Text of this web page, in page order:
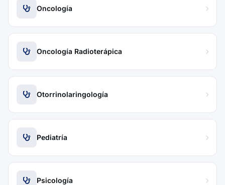
Oncología
Oncología Radioterápica
Otorrinolaringología
Pediatría
Psicología